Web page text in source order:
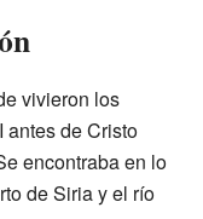
vivieron los
antes de Cristo
encontraba en lo
de Siria y el río